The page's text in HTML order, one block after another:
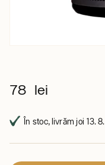
78 lei
În stoc, livrăm joi 13. 8.